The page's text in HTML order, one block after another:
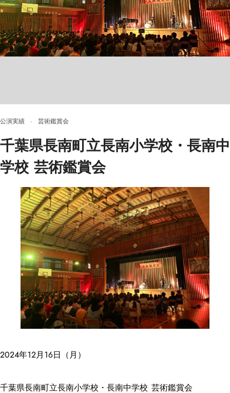
公演実績 ·芸術鑑賞会
千葉県長南町立長南小学校・長南中
学校 芸術鑑賞会
2024年12月16日（月）
千葉県長南町立長南小学校・長南中学校 芸術鑑賞会